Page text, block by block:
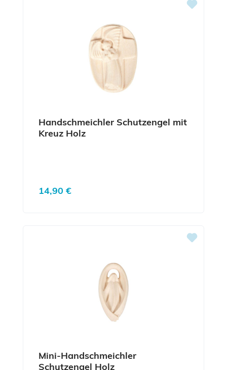
Handschmeichler Schutzengel mit
Kreuz Holz
Regulärer Preis:
14,90 €
Mini-Handschmeichler
Schutzengel Holz